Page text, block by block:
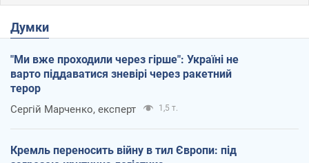
Думки
"Ми вже проходили через гірше": Україні не
варто піддаватися зневірі через ракетний
терор
Сергій Марченко, експерт 1,5 т.
Кремль переносить війну в тил Європи: під